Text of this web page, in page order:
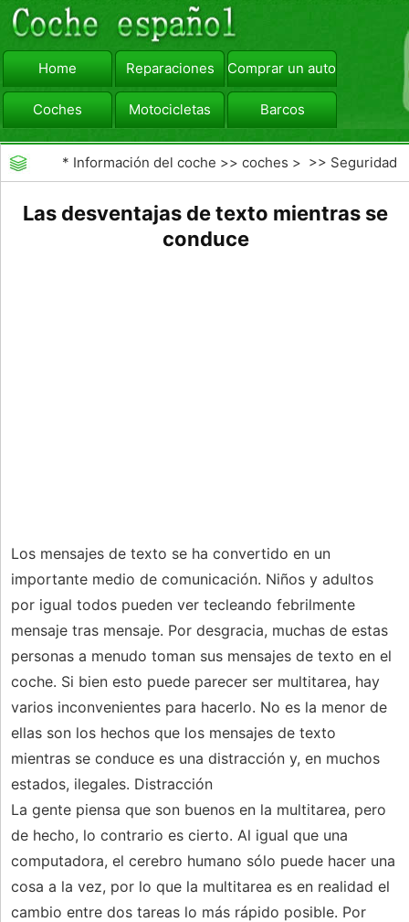
Home Reparaciones Comprar un automóvil
Coches Motocicletas Barcos
viajar Camiones
* Información del coche >>coches > >> Seguridad
Las desventajas de texto mientras se
conduce
Los mensajes de texto se ha convertido en un
importante medio de comunicación. Niños y adultos
por igual todos pueden ver tecleando febrilmente
mensaje tras mensaje. Por desgracia, muchas de estas
personas a menudo toman sus mensajes de texto en el
coche. Si bien esto puede parecer ser multitarea, hay
varios inconvenientes para hacerlo. No es la menor de
ellas son los hechos que los mensajes de texto
mientras se conduce es una distracción y, en muchos
estados, ilegales. Distracción
La gente piensa que son buenos en la multitarea, pero
de hecho, lo contrario es cierto. Al igual que una
computadora, el cerebro humano sólo puede hacer una
cosa a la vez, por lo que la multitarea es en realidad el
cambio entre dos tareas lo más rápido posible. Por